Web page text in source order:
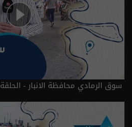
سوق الرمادي محافظة الانبار - الحلقة ٩٥ | الموسم 9